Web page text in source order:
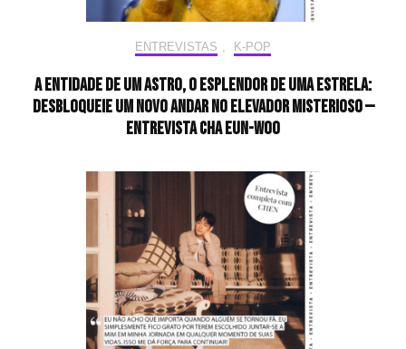
ENTREVISTAS , K-POP
A entidade de um astro, o esplendor de uma estrela:
desbloqueie um novo andar no elevador misterioso —
Entrevista CHA EUN-WOO